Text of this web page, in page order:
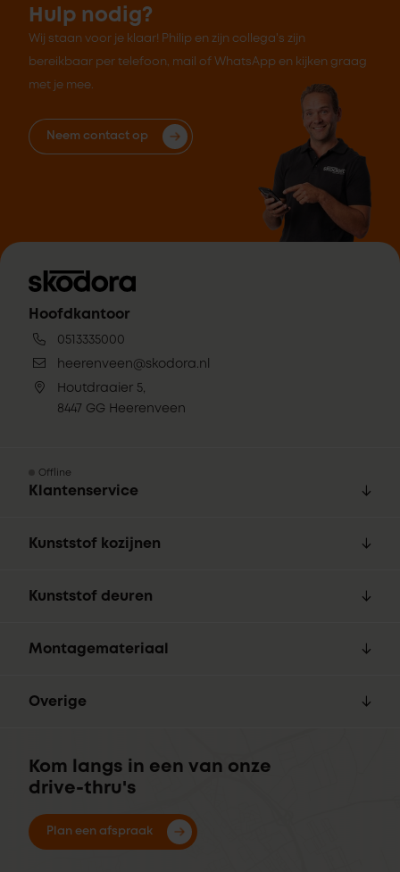
Hulp nodig?
Wij staan voor je klaar! Philip en zijn collega's zijn
bereikbaar per telefoon, mail of WhatsApp en kijken graag
met je mee.
Neem contact op
Hoofdkantoor
0513335000
heerenveen@skodora.nl
Houtdraaier 5,
8447 GG Heerenveen
Offline
Klantenservice
Kunststof kozijnen
Kunststof deuren
Montagemateriaal
Overige
Kom langs in een van onze
drive-thru's
Plan een afspraak